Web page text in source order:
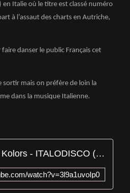
Italie où le titre est classé numéro
à l’assaut des charts en Autriche,
danser le public Français cet
sortir mais on préfère de loin la
dans la musique Italienne.
The Kolors - ITALODISCO (Karaoke Version)
watch?v=3l9a1uvoIp0